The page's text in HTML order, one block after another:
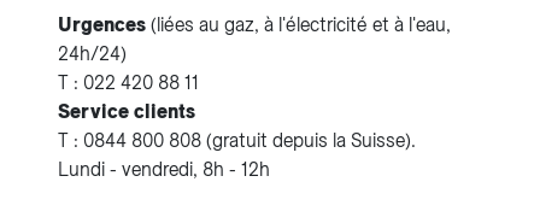
Urgences (liées au gaz, à l'électricité et à l'eau,
24h/24)
T : 022 420 88 11
Service clients
T : 0844 800 808 (gratuit depuis la Suisse).
Lundi - vendredi, 8h - 12h